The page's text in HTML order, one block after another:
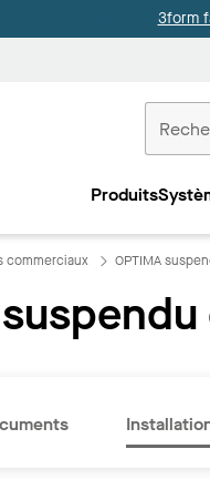
3form
Produits
commerciaux OPTIMA